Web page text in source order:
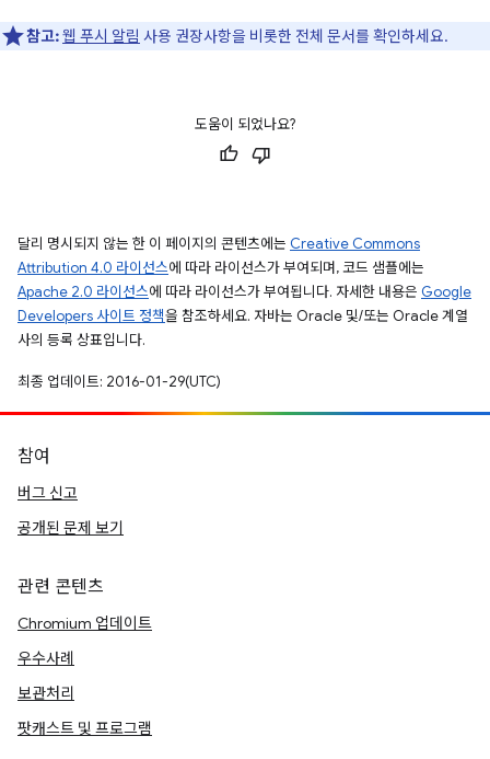
참고:웹 푸시 알림 사용 권장사항을 비롯한 전체 문서를 확인하세요.
도움이 되었나요?
달리 명시되지 않는 한 이 페이지의 콘텐츠에는 Creative Commons
Attribution 4.0 라이선스에 따라 라이선스가 부여되며, 코드 샘플에는
Apache 2.0 라이선스에 따라 라이선스가 부여됩니다. 자세한 내용은 Google
Developers 사이트 정책을 참조하세요. 자바는 Oracle 및/또는 Oracle 계열
사의 등록 상표입니다.
최종 업데이트: 2016-01-29(UTC)
참여
버그 신고
공개된 문제 보기
관련 콘텐츠
Chromium 업데이트
우수사례
보관처리
팟캐스트 및 프로그램